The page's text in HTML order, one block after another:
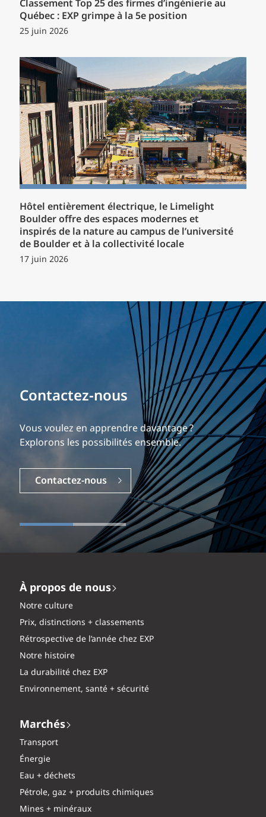
Classement Top 25 des firmes d’ingénierie au
Québec : EXP grimpe à la 5e position
25 juin 2026
Hôtel entièrement électrique, le Limelight
Boulder offre des espaces modernes et
inspirés de la nature au campus de l’université
de Boulder et à la collectivité locale
17 juin 2026
Contactez-nous
Vous voulez en apprendre davantage ?
Explorons les possibilités ensemble.
Contactez-nous
Bâtissez votre carrière
Notre expérience est ce qui nous différencie.
Explorez une carrière dynamique et gratifiante
chez EXP.
Carrières
À propos de nous
Notre culture
Prix, distinctions + classements
Rétrospective de l’année chez EXP
Notre histoire
La durabilité chez EXP
Environnement, santé + sécurité
Marchés
Transport
Énergie
Eau + déchets
Pétrole, gaz + produits chimiques
Mines + minéraux